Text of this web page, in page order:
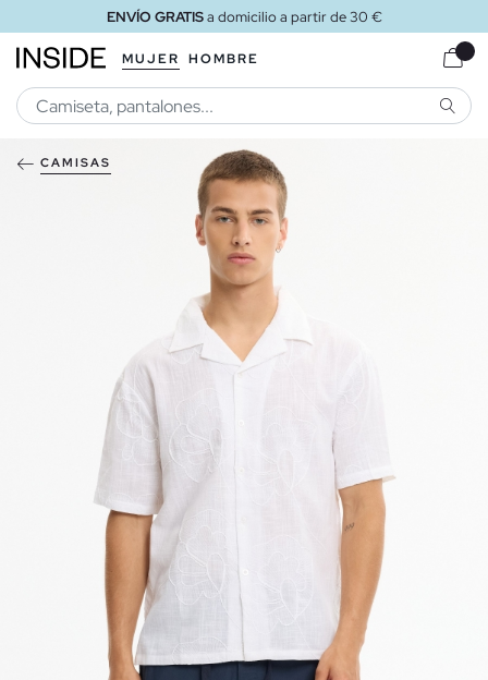
ENVÍO GRATISa domicilio a partir de 30 €
MUJER HOMBRE
CAMISAS